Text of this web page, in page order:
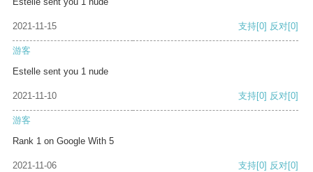
2021-11-15 支持[0] 反对[0]
游客
Estelle sent you 1 nude
2021-11-10 支持[0] 反对[0]
游客
Rank 1 on Google With 5
2021-11-06 支持[0] 反对[0]